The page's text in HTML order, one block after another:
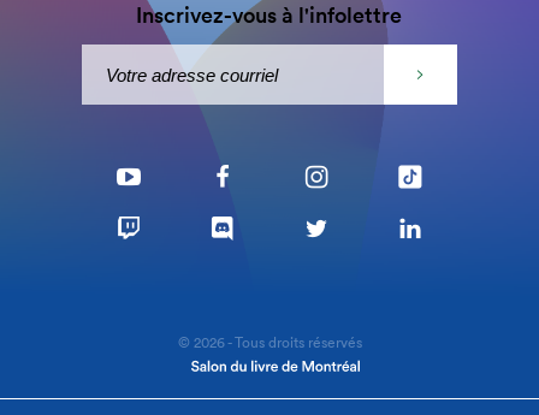
Inscrivez-vous à l'infolettre
© 2026 - Tous droits réservés